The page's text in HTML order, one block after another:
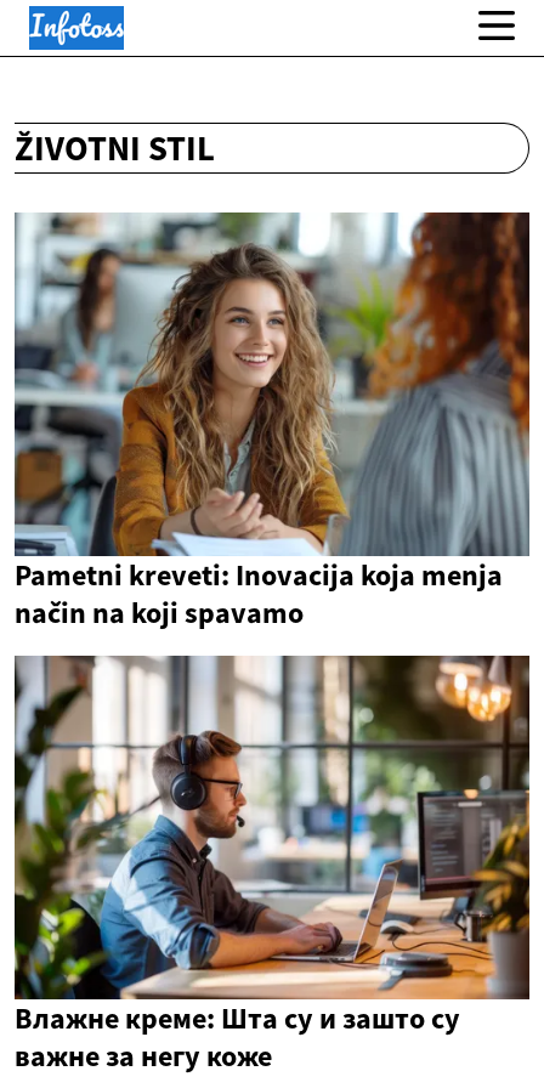
ŽIVOTNI STIL
Pametni kreveti: Inovacija koja menja
način na koji spavamo
Влажне креме: Шта су и зашто су
важне за негу коже